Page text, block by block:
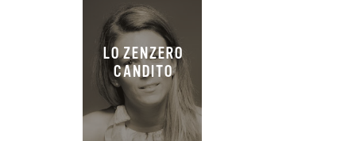
LO ZENZERO
CANDITO